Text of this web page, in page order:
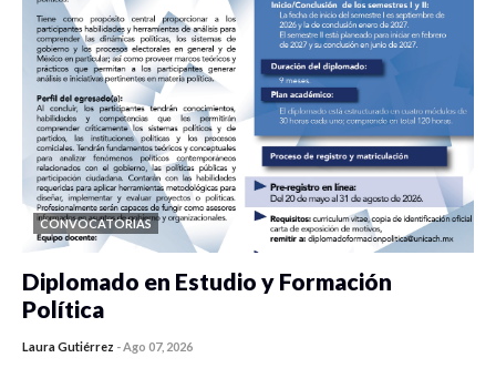
CONVOCATORIAS
Diplomado en Estudio y Formación
Política
Laura Gutiérrez -Ago 07, 2026